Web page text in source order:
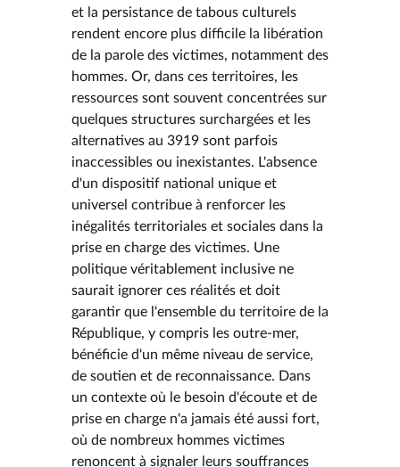
et la persistance de tabous culturels
rendent encore plus difficile la libération
de la parole des victimes, notamment des
hommes. Or, dans ces territoires, les
ressources sont souvent concentrées sur
quelques structures surchargées et les
alternatives au 3919 sont parfois
inaccessibles ou inexistantes. L'absence
d'un dispositif national unique et
universel contribue à renforcer les
inégalités territoriales et sociales dans la
prise en charge des victimes. Une
politique véritablement inclusive ne
saurait ignorer ces réalités et doit
garantir que l'ensemble du territoire de la
République, y compris les outre-mer,
bénéficie d'un même niveau de service,
de soutien et de reconnaissance. Dans
un contexte où le besoin d'écoute et de
prise en charge n'a jamais été aussi fort,
où de nombreux hommes victimes
renoncent à signaler leurs souffrances